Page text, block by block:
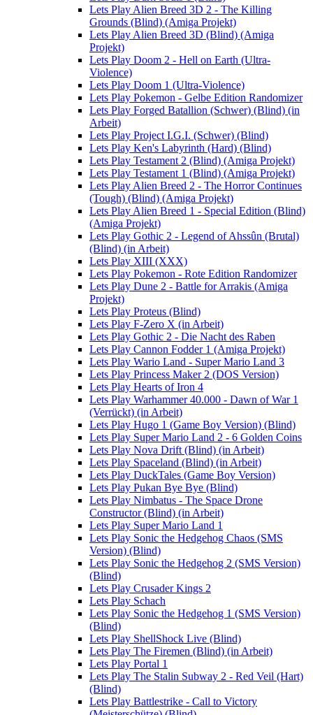
Lets Play Alien Breed 3D 2 - The Killing
Grounds (Blind) (Amiga Projekt)
Lets Play Alien Breed 3D (Blind) (Amiga
Projekt)
Lets Play Doom 2 - Hell on Earth (Ultra-
Violence)
Lets Play Doom 1 (Ultra-Violence)
Lets Play Pokemon - Gelbe Edition Randomizer
Lets Play Forged Batallion (Schwer) (Blind) (in
Arbeit)
Lets Play Project I.G.I. (Schwer) (Blind)
Lets Play Ken's Labyrinth (Hard) (Blind)
Lets Play Testament 2 (Blind) (Amiga Projekt)
Lets Play Testament 1 (Blind) (Amiga Projekt)
Lets Play Alien Breed 2 - The Horror Continues
(Tough) (Blind) (Amiga Projekt)
Lets Play Alien Breed 1 - Special Edition (Blind)
(Amiga Projekt)
Lets Play Gothic 2 - Legend of Ahssûn (Brutal)
(Blind) (in Arbeit)
Lets Play XIII (XXX)
Lets Play Pokemon - Rote Edition Randomizer
Lets Play Dune 2 - Battle for Arrakis (Amiga
Projekt)
Lets Play Proteus (Blind)
Lets Play F-Zero X (in Arbeit)
Lets Play Gothic 2 - Die Nacht des Raben
Lets Play Cannon Fodder 1 (Amiga Projekt)
Lets Play Wario Land - Super Mario Land 3
Lets Play Princess Maker 2 (DOS Version)
Lets Play Hearts of Iron 4
Lets Play Warhammer 40.000 - Dawn of War 1
(Verrückt) (in Arbeit)
Lets Play Hugo 1 (Game Boy Version) (Blind)
Lets Play Super Mario Land 2 - 6 Golden Coins
Lets Play Nova Drift (Blind) (in Arbeit)
Lets Play Spaceland (Blind) (in Arbeit)
Lets Play DuckTales (Game Boy Version)
Lets Play Pukan Bye Bye (Blind)
Lets Play Nimbatus - The Space Drone
Constructor (Blind) (in Arbeit)
Lets Play Super Mario Land 1
Lets Play Sonic the Hedgehog Chaos (SMS
Version) (Blind)
Lets Play Sonic the Hedgehog 2 (SMS Version)
(Blind)
Lets Play Crusader Kings 2
Lets Play Schach
Lets Play Sonic the Hedgehog 1 (SMS Version)
(Blind)
Lets Play ShellShock Live (Blind)
Lets Play The Firemen (Blind) (in Arbeit)
Lets Play Portal 1
Lets Play The Stalin Subway 2 - Red Veil (Hart)
(Blind)
Lets Play Battlestrike - Call to Victory